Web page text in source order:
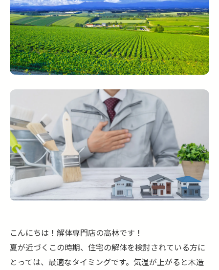
こんにちは！解体専門店の高林です！
夏が近づくこの時期、住宅の解体を検討されている方に
とっては、最適なタイミングです。気温が上がると木造